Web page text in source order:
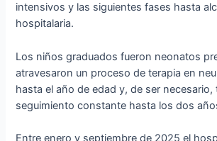
intensivos y las siguientes fases hasta
hospitalaria.
Los niños graduados fueron neonatos
atravesaron un proceso de terapia en
hasta el año de edad y, de ser necesario,
seguimiento constante hasta los dos
Entre enero y septiembre de 2025 el